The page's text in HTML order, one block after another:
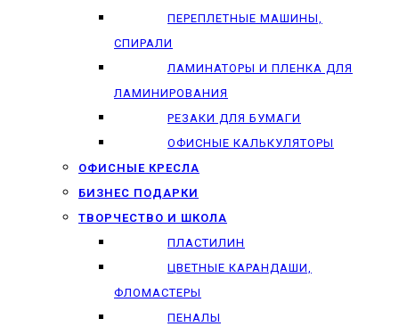
ПЕРЕПЛЕТНЫЕ МАШИНЫ,
СПИРАЛИ
ЛАМИНАТОРЫ И ПЛЕНКА ДЛЯ
ЛАМИНИРОВАНИЯ
РЕЗАКИ ДЛЯ БУМАГИ
ОФИСНЫЕ КАЛЬКУЛЯТОРЫ
ОФИСНЫЕ КРЕСЛА
БИЗНЕС ПОДАРКИ
ТВОРЧЕСТВО И ШКОЛА
ПЛАСТИЛИН
ЦВЕТНЫЕ КАРАНДАШИ,
ФЛОМАСТЕРЫ
ПЕНАЛЫ